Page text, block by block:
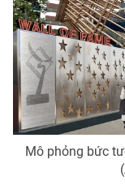
Liên hệ tòa
THỜI BÁO VTV
Mô phỏng bức